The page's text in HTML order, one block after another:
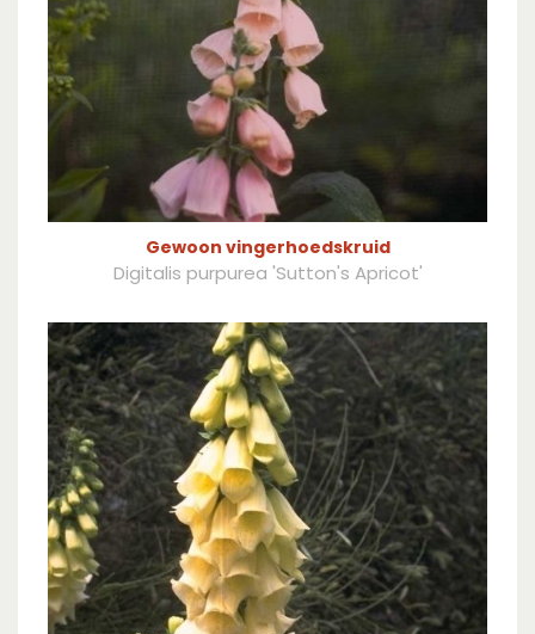
Gewoon vingerhoedskruid
Digitalis purpurea 'Sutton's Apricot'